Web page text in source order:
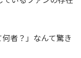
者？」なんて驚き